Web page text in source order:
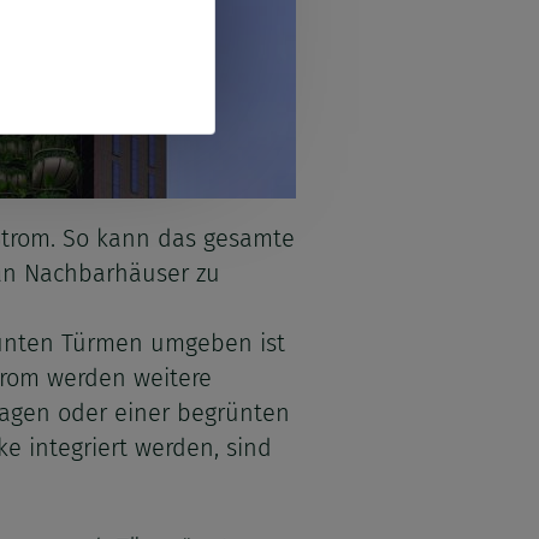
So kann das gesamte
Nachbarhäuser zu
Türmen umgeben ist
werden weitere
oder einer begrünten
integriert werden, sind